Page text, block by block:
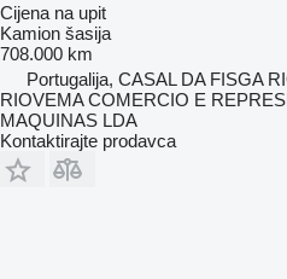
Cijena na upit
Kamion šasija
708.000 km
Portugalija, CASAL DA FISGA
RIOVEMA COMERCIO E
MAQUINAS LDA
Kontaktirajte prodavca